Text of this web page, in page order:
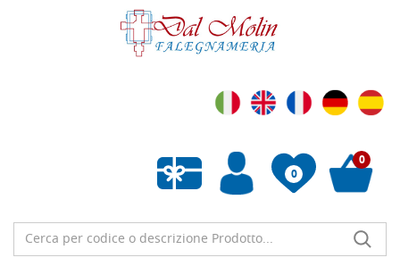
0
Liste de souhaits vide
0